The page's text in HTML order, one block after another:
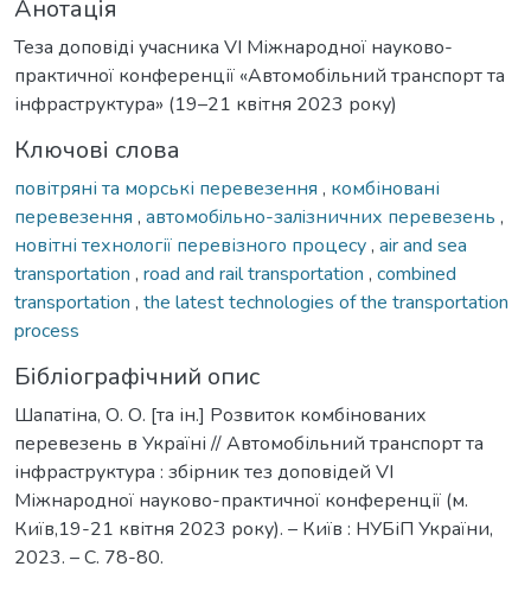
Анотація
Теза доповіді учасника VІ Міжнародної науково-
практичної конференції «Автомобільний транспорт та
інфраструктура» (19–21 квітня 2023 року)
Ключові слова
повітряні та морські перевезення , комбіновані
перевезення , автомобiльно-залiзничних перевезень ,
новітні технології перевізного процесу, air and sea
transportation , road and rail transportation , combined
transportation , the latest technologies of the transportation
process
Бібліографічний опис
Шапатіна, О. О. [та ін.] Розвиток комбінованих
перевезень в Україні // Автомобільний транспорт та
інфраструктура : збірник тез доповідей VІ
Міжнародної науково-практичної конференції (м.
Київ,19-21 квітня 2023 року). – Київ : НУБіП України,
2023. – С. 78-80.